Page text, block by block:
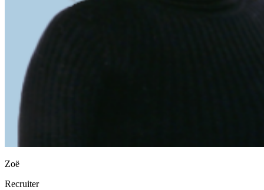
Zoë
Recruiter